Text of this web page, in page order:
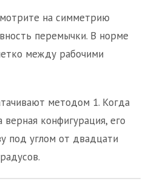
на симметрию
перемычки. В норме
между рабочими
методом 1. Когда
верная конфигурация, его
под углом от двадцати